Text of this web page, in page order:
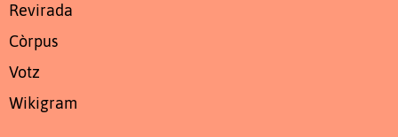
Revirada
Còrpus
Votz
Wikigram